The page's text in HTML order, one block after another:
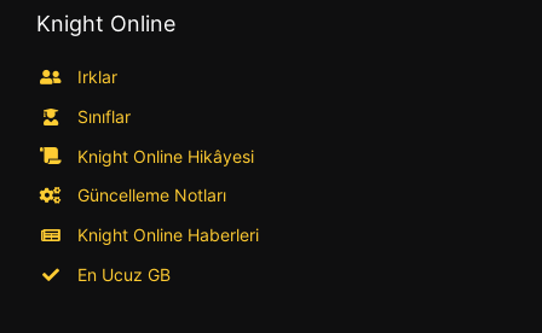
Knight Online
Irklar
Sınıflar
Knight Online Hikâyesi
Güncelleme Notları
Knight Online Haberleri
En Ucuz GB